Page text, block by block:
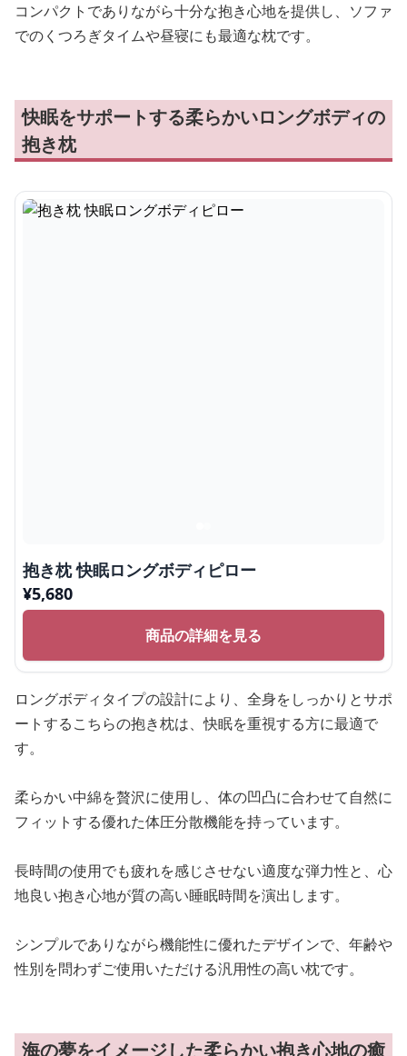
コンパクトでありながら十分な抱き心地を提供し、ソファ
でのくつろぎタイムや昼寝にも最適な枕です。
快眠をサポートする柔らかいロングボディの
抱き枕
抱き枕 快眠ロングボディピロー
¥5,680
商品の詳細を見る
ロングボディタイプの設計により、全身をしっかりとサポ
ートするこちらの抱き枕は、快眠を重視する方に最適で
す。
柔らかい中綿を贅沢に使用し、体の凹凸に合わせて自然に
フィットする優れた体圧分散機能を持っています。
長時間の使用でも疲れを感じさせない適度な弾力性と、心
地良い抱き心地が質の高い睡眠時間を演出します。
シンプルでありながら機能性に優れたデザインで、年齢や
性別を問わずご使用いただける汎用性の高い枕です。
海の夢をイメージした柔らかい抱き心地の癒